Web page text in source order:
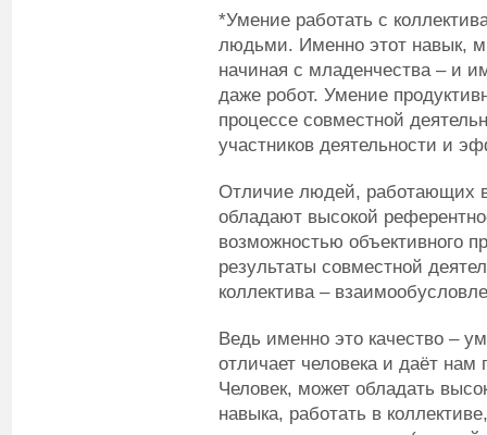
*Умение работать с
людьми. Именно этот навык,
начиная с младенчества – и
даже робот. Умение
процессе совместной
участников деятельности и
Отличие людей, работающих в
обладают высокой
возможностью объективного
результаты совместной
коллектива –
Ведь именно это качество –
отличает человека и даёт
Человек, может обладать
навыка, работать в